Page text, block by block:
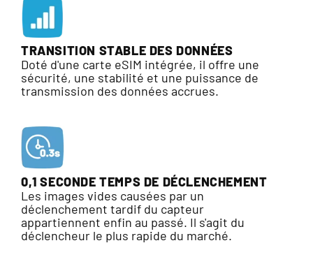
TRANSITION STABLE DES DONNÉES
Doté d'une carte eSIM intégrée, il offre une
sécurité, une stabilité et une puissance de
transmission des données accrues.
0,1 SECONDE TEMPS DE DÉCLENCHEMENT
Les images vides causées par un
déclenchement tardif du capteur
appartiennent enfin au passé. Il s'agit du
déclencheur le plus rapide du marché.